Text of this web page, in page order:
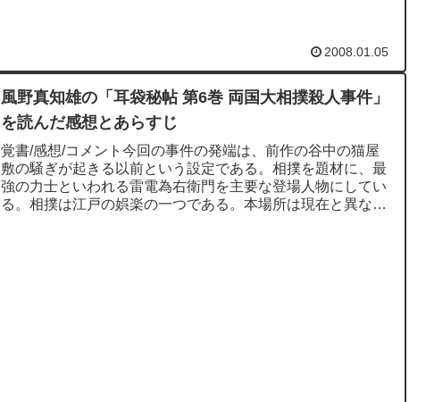
2008.01.05
風野真知雄の「耳袋秘帖 第6巻 両国大相撲殺人事件」
を読んだ感想とあらすじ
覚書/感想/コメント今回の事件の発端は、前作の谷中の猫屋
敷の騒ぎが起きる以前という設定である。相撲を題材に、最
強の力士といわれる雷電為右衛門を主要な登場人物にしてい
る。相撲は江戸の娯楽の一つである。本場所は現在と異なり